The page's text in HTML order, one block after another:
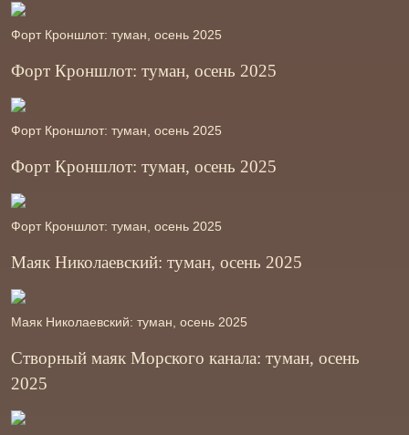
Форт Кроншлот: туман, осень 2025
Форт Кроншлот: туман, осень 2025
Форт Кроншлот: туман, осень 2025
Форт Кроншлот: туман, осень 2025
Форт Кроншлот: туман, осень 2025
Маяк Николаевский: туман, осень 2025
Маяк Николаевский: туман, осень 2025
Створный маяк Морского канала: туман, осень
2025